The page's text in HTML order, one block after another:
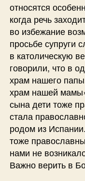
относятся
когда речь
во избежание
просьбе супруги
в католическую
говорили, что в
храм нашего
храм нашей
сына дети тоже
стала
родом из
тоже
нами не
Важно верить в